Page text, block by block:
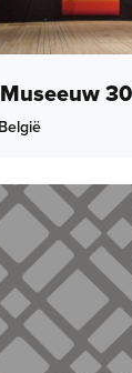
België